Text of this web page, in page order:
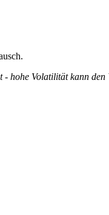
hohe Volatilität kann den